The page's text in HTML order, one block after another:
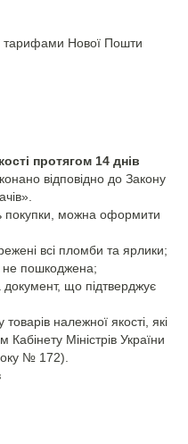
Нової Пошти
протягом 14 днів
відповідно до Закону
покупки, можна оформити
всі пломби та ярлики;
не пошкоджена;
документ, що підтверджує
належної якості, які
Міністрів України
№ 172).